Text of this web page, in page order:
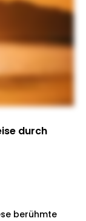
durch
berühmte